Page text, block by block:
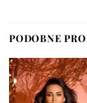
PODOBNE